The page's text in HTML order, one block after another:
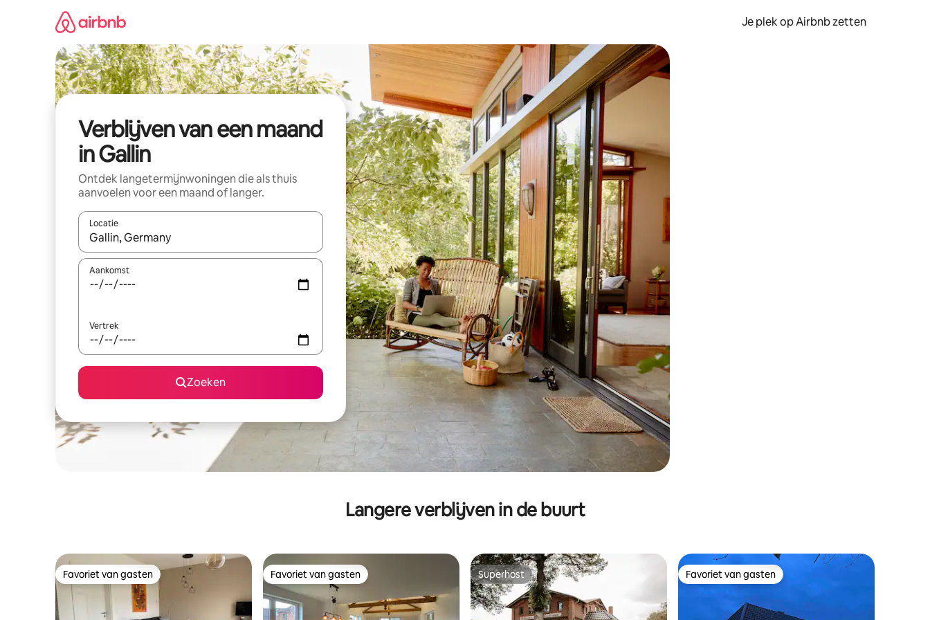
Je plek op Airbnb zetten
Verblijven van een maand
in Gallin
Ontdek langetermijnwoningen die als thuis
aanvoelen voor een maand of langer.
Locatie
Wanneer er resultaten beschikbaar zijn, maak je een keuze met je de pijltjestoetsen omhoog en omlaag, óf door te tikken of swipen.
Aankomst
Vertrek
Zoeken
Langere verblijven in de buurt
Favoriet van gasten
Favoriet van gasten Favoriet van gasten
Favoriet van gasten Superhost
Superhost Favoriet van gasten
Favoriet van gasten